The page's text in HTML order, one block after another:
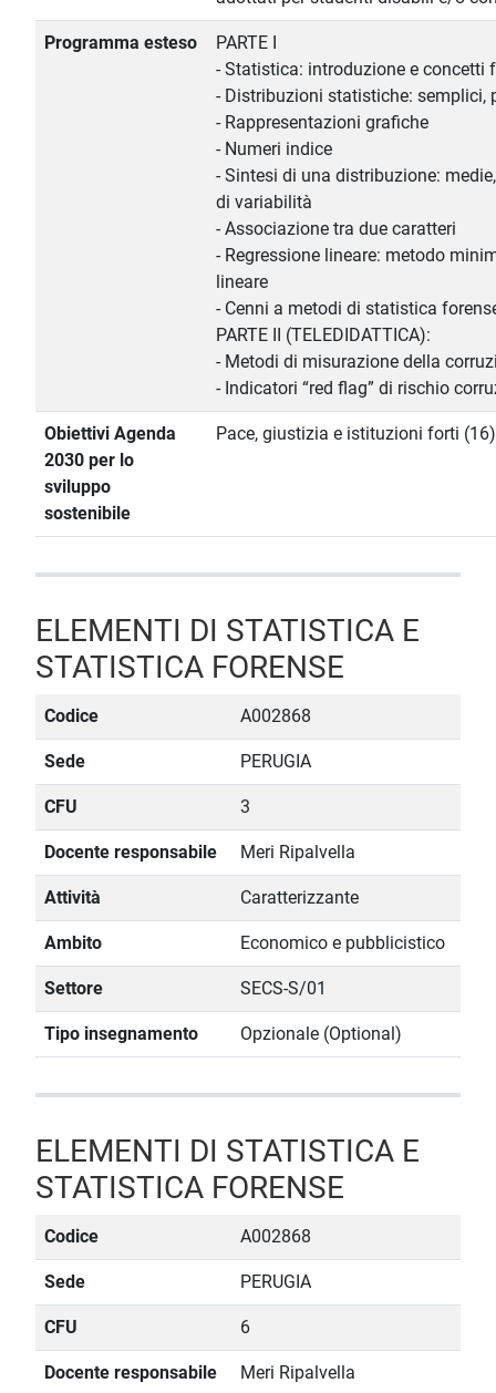
Programma esteso
PARTE I
- Statistica: introduzione e concetti
- Distribuzioni statistiche: semplici,
- Rappresentazioni grafiche
- Numeri indice
- Sintesi di una distribuzione:
di variabilità
- Associazione tra due caratteri
- Regressione lineare: metodo
lineare
- Cenni a metodi di statistica
PARTE II (TELEDIDATTICA):
- Metodi di misurazione della
- Indicatori “red flag” di rischio
Obiettivi Agenda
2030 per lo
sviluppo
sostenibile
Pace, giustizia e istituzioni forti (16)
ELEMENTI DI STATISTICA E
STATISTICA FORENSE
Codice A002868
Sede PERUGIA
CFU 3
Docente responsabile Meri Ripalvella
Attività Caratterizzante
Ambito Economico e pubblicistico
Settore SECS-S/01
Tipo insegnamento Opzionale (Optional)
ELEMENTI DI STATISTICA E
STATISTICA FORENSE
Codice A002868
Sede PERUGIA
CFU 6
Docente responsabile Meri Ripalvella